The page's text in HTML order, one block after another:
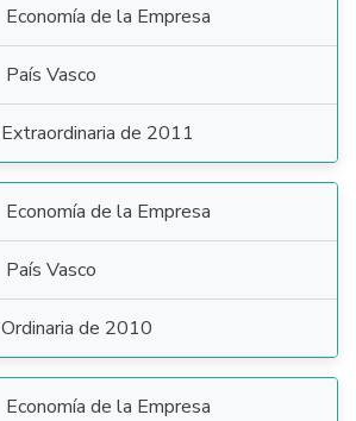
Economía de la Empresa
País Vasco
Extraordinaria de 2011
Economía de la Empresa
País Vasco
Ordinaria de 2010
Economía de la Empresa